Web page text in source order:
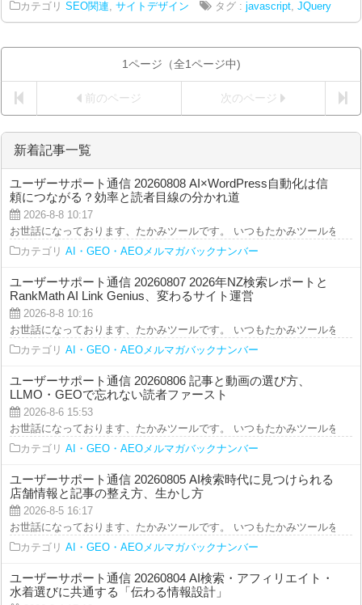
カテゴリ SEO関連, サイトデザイン タグ : javascript, JQuery
1ページ（全1ページ中)
前のページ 次のページ
新着記事一覧
ユーザーサポート通信 20260808 AI×WordPress自動化は信
頼につながる？効率と読者目線の分かれ道
2026-8-8 10:17
お世話になっております、たかみツールです。 いつもたかみツールをご
カテゴリ AI・GEO・AEOメルマガバックナンバー
ユーザーサポート通信 20260807 2026年NZ検索レポートと
RankMath AI Link Genius、変わるサイト運営
2026-8-8 10:16
お世話になっております、たかみツールです。 いつもたかみツールをご
カテゴリ AI・GEO・AEOメルマガバックナンバー
ユーザーサポート通信 20260806 記事と動画の選び方、
LLMO・GEOで忘れない読者ファースト
2026-8-6 15:53
お世話になっております、たかみツールです。 いつもたかみツールをご
カテゴリ AI・GEO・AEOメルマガバックナンバー
ユーザーサポート通信 20260805 AI検索時代に見つけられる
店舗情報と記事の整え方、生かし方
2026-8-5 16:17
お世話になっております、たかみツールです。 いつもたかみツールをご
カテゴリ AI・GEO・AEOメルマガバックナンバー
ユーザーサポート通信 20260804 AI検索・アフィリエイト・
水着選びに共通する「伝わる情報設計」